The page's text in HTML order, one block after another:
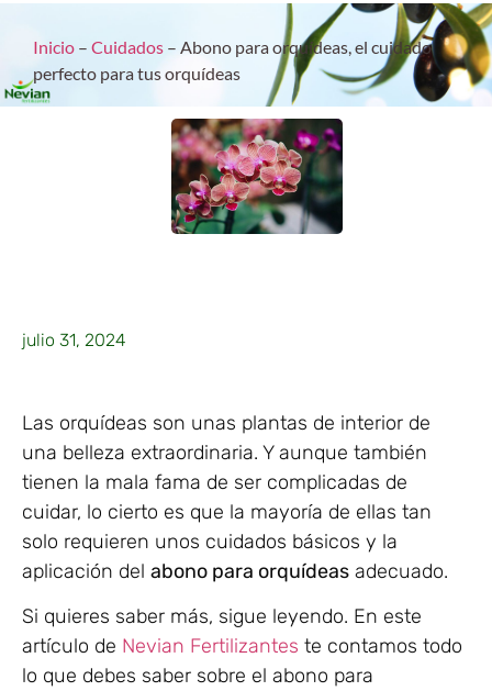
Inicio – Cuidados – Abono para orquídeas, el cuidado
perfecto para tus orquídeas
julio 31, 2024
Las orquídeas son unas plantas de interior de
una belleza extraordinaria. Y aunque también
tienen la mala fama de ser complicadas de
cuidar, lo cierto es que la mayoría de ellas tan
solo requieren unos cuidados básicos y la
aplicación del abono para orquídeas adecuado.
Si quieres saber más, sigue leyendo. En este
artículo de Nevian Fertilizantes te contamos todo
lo que debes saber sobre el abono para